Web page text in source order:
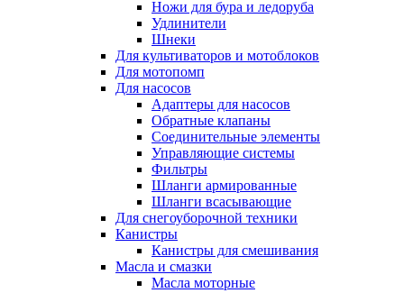
Ножи для бура и ледоруба
Удлинители
Шнеки
Для культиваторов и мотоблоков
Для мотопомп
Для насосов
Адаптеры для насосов
Обратные клапаны
Соединительные элементы
Управляющие системы
Фильтры
Шланги армированные
Шланги всасывающие
Для снегоуборочной техники
Канистры
Канистры для смешивания
Масла и смазки
Масла моторные